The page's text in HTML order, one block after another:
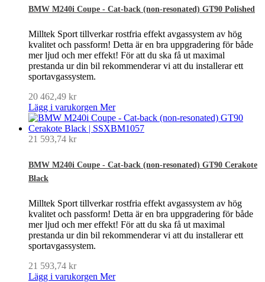
BMW M240i Coupe - Cat-back (non-resonated) GT90 Polished
Milltek Sport tillverkar rostfria effekt avgassystem av hög
kvalitet och passform! Detta är en bra uppgradering för både
mer ljud och mer effekt! För att du ska få ut maximal
prestanda ur din bil rekommenderar vi att du installerar ett
sportavgassystem.
20 462,49 kr
Lägg i varukorgen Mer
21 593,74 kr
BMW M240i Coupe - Cat-back (non-resonated) GT90 Cerakote
Black
Milltek Sport tillverkar rostfria effekt avgassystem av hög
kvalitet och passform! Detta är en bra uppgradering för både
mer ljud och mer effekt! För att du ska få ut maximal
prestanda ur din bil rekommenderar vi att du installerar ett
sportavgassystem.
21 593,74 kr
Lägg i varukorgen Mer